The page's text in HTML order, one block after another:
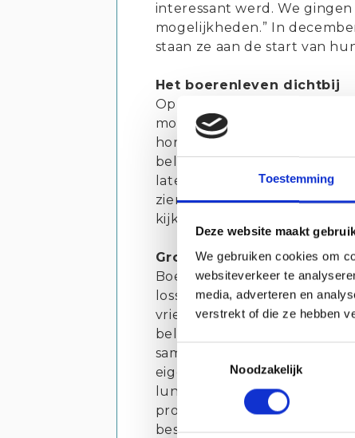
Toestemming
Deze website maakt
We gebruiken cookies om
websiteverkeer te
media, adverteren en
verstrekt of die ze hebben
Toestemmingsselectie
Noodzakelijk
interessant werd. We
mogelijkheden.” In
staan ze aan de start van
Het boerenleven dichtbij
Op De Zeeuwse Polder
moeiteloos samen. Kevin:
horen echt bij de beleving.”
belangrijk. “We willen
laten ervaren en begrijpen.
zien hoe honing wordt
kijken ze hoe onze hond de
Groepsactiviteiten in de
Boerengolf, voetbalgolf,
losse activiteiten of als
vriendengroepen en
belangrijke rol als rustpunt
samen: "Van huisgemaakte
eigen samengestelde
lunchgerechten. Op termijn
producten van eigen
bestemming krijgt en